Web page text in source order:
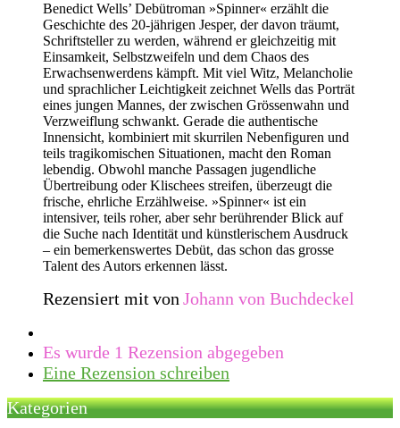
Benedict Wells’ Debütroman »Spinner« erzählt die
Geschichte des 20-jährigen Jesper, der davon träumt,
Schriftsteller zu werden, während er gleichzeitig mit
Einsamkeit, Selbstzweifeln und dem Chaos des
Erwachsenwerdens kämpft. Mit viel Witz, Melancholie
und sprachlicher Leichtigkeit zeichnet Wells das Porträt
eines jungen Mannes, der zwischen Grössenwahn und
Verzweiflung schwankt. Gerade die authentische
Innensicht, kombiniert mit skurrilen Nebenfiguren und
teils tragikomischen Situationen, macht den Roman
lebendig. Obwohl manche Passagen jugendliche
Übertreibung oder Klischees streifen, überzeugt die
frische, ehrliche Erzählweise. »Spinner« ist ein
intensiver, teils roher, aber sehr berührender Blick auf
die Suche nach Identität und künstlerischem Ausdruck
– ein bemerkenswertes Debüt, das schon das grosse
Talent des Autors erkennen lässt.
Rezensiert mitvonJohann von Buchdeckel
Es wurde 1 Rezension abgegeben
Eine Rezension schreiben
Kategorien